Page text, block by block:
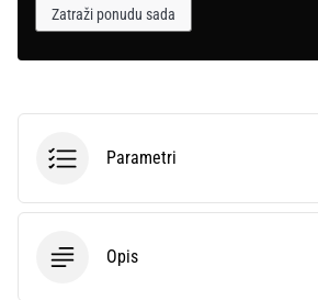
Zatraži ponudu sada
Parametri
Opis